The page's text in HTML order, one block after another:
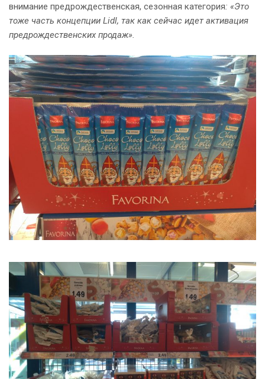
внимание предрождественская, сезонная категория: «Это
тоже часть концепции Lidl, так как сейчас идет активация
предрождественских продаж».